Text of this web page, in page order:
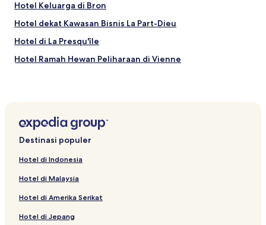
Hotel Keluarga di Bron
Hotel dekat Kawasan Bisnis La Part-Dieu
Hotel di La Presqu'île
Hotel Ramah Hewan Peliharaan di Vienne
Hotel dengan Sarapan Gratis di Lyon
Hotel di Auvergne-Rhône-Alpes
Hotel di Victor Bach - Saint Louis
Hotel dekat Palais de Justice de Lyon
Hotel Ramah Hewan Peliharaan di Lyon
B&B di Lyon
Destinasi populer
Hotel di Indonesia
Hotel di Malaysia
Hotel di Amerika Serikat
Hotel di Jepang